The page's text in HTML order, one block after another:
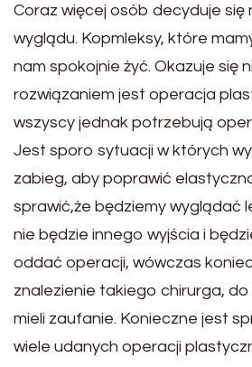
Coraz więcej osób decyduje się
wyglądu. Kopmleksy, które
nam spokojnie żyć. Okazuje się
rozwiązaniem jest operacja
wszyscy jednak potrzebują
Jest sporo sytuacji w których
zabieg, aby poprawić
sprawić,że będziemy wyglądać
nie będzie innego wyjścia i
oddać operacji, wówczas
znalezienie takiego chirurga,
mieli zaufanie. Konieczne jest
wiele udanych operacji